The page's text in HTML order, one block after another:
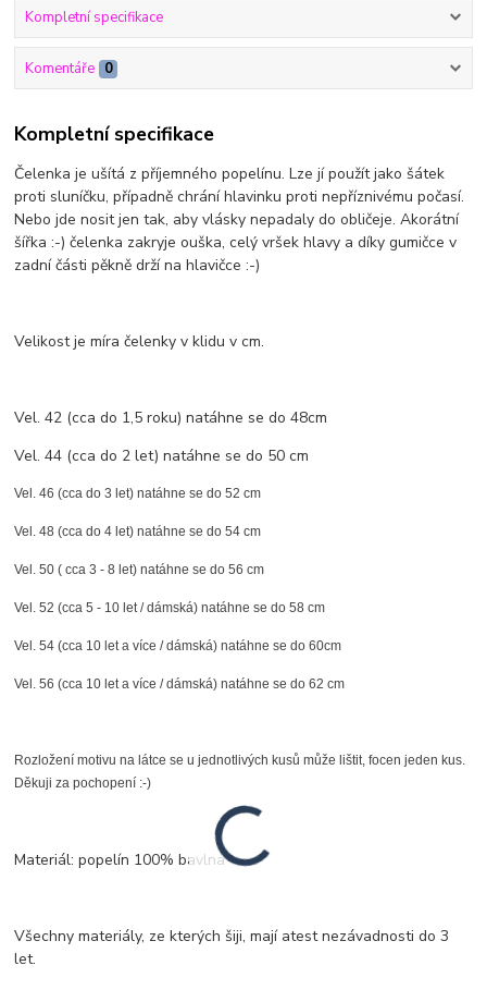
Kompletní specifikace
Komentáře 0
Kompletní specifikace
Čelenka je ušítá z příjemného popelínu. Lze jí použít jako šátek
proti sluníčku, případně chrání hlavinku proti nepříznivému počasí.
Nebo jde nosit jen tak, aby vlásky nepadaly do obličeje. Akorátní
šířka :-) čelenka zakryje ouška, celý vršek hlavy a díky gumičce v
zadní části pěkně drží na hlavičce :-)
Velikost je míra čelenky v klidu v cm.
Vel. 42 (cca do 1,5 roku) natáhne se do 48cm
Vel. 44 (cca do 2 let) natáhne se do 50 cm
Vel. 46 (cca do 3 let) natáhne se do 52 cm
Vel. 48 (cca do 4 let) natáhne se do 54 cm
Vel. 50 ( cca 3 - 8 let) natáhne se do 56 cm
Vel. 52 (cca 5 - 10 let / dámská) natáhne se do 58 cm
Vel. 54 (cca 10 let a více / dámská) natáhne se do 60cm
Vel. 56 (cca 10 let a více / dámská) natáhne se do 62 cm
Rozložení motivu na látce se u jednotlivých kusů může lištit, focen jeden kus.
Děkuji za pochopení :-)
Materiál: popelín 100% bavlna
Všechny materiály, ze kterých šiji, mají atest nezávadnosti do 3
let.